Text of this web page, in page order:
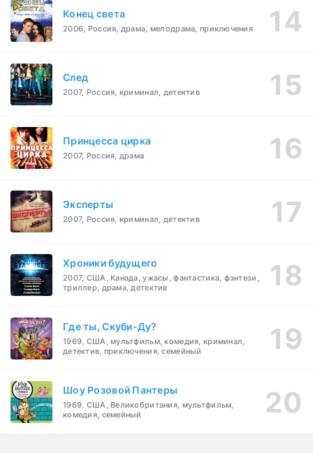
Конец света
2006, Россия, драма, мелодрама, приключения
След
2007, Россия, криминал, детектив
Принцесса цирка
2007, Россия, драма
Эксперты
2007, Россия, криминал, детектив
Хроники будущего
2007, США, Канада, ужасы, фантастика, фэнтези,
триллер, драма, детектив
Где ты, Скуби-Ду?
1969, США, мультфильм, комедия, криминал,
детектив, приключения, семейный
Шоу Розовой Пантеры
1969, США, Великобритания, мультфильм,
комедия, семейный